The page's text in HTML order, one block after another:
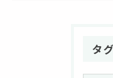
タグ